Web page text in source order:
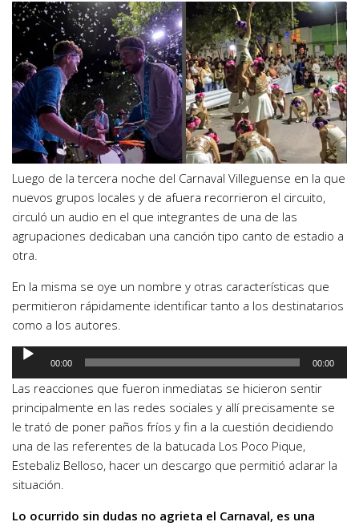
Luego de la tercera noche del Carnaval Villeguense en la que
nuevos grupos locales y de afuera recorrieron el circuito,
circuló un audio en el que integrantes de una de las
agrupaciones dedicaban una canción tipo canto de estadio a
otra.
En la misma se oye un nombre y otras características que
permitieron rápidamente identificar tanto a los destinatarios
como a los autores.
Reproductor
de
audio
00:00 00:00
Las reacciones que fueron inmediatas se hicieron sentir
principalmente en las redes sociales y allí precisamente se
le trató de poner paños fríos y fin a la cuestión decidiendo
una de las referentes de la batucada Los Poco Pique,
Estebaliz Belloso, hacer un descargo que permitió aclarar la
situación.
Lo ocurrido sin dudas no agrieta el Carnaval, es una